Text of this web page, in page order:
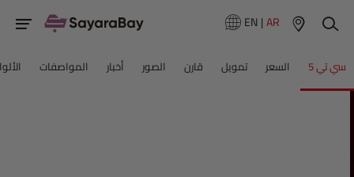
EN|AR
سي تي 5 السعر تمويل قارن الصور أخبار المواصفات